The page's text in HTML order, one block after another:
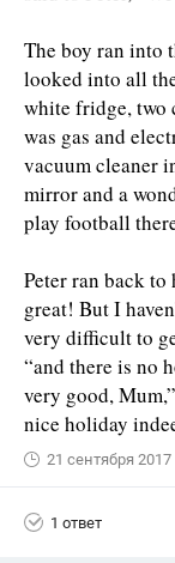
The boy ran into
looked into all
white fridge, two
was gas and
vacuum cleaner
mirror and a
play football
Peter ran back to
great! But I
very difficult to
“and there is no
very good,
nice holiday
21 сентября 2017
1 ответ